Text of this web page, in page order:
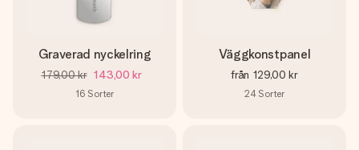
Graverad nyckelring
179,00 kr 143,00 kr
16 Sorter
Väggkonstpanel
från 129,00 kr
24 Sorter